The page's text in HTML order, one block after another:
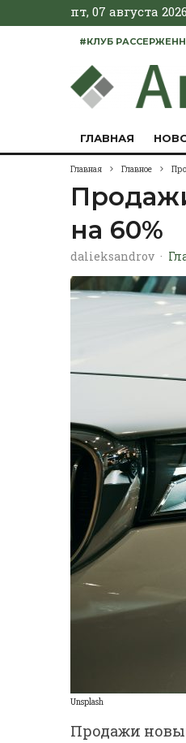
пт, 07 августа 2026
#КЛУБ
ГЛАВНАЯ
Главная Главное
на 60%
dalieksandrov ·
Unsplash
Продажи